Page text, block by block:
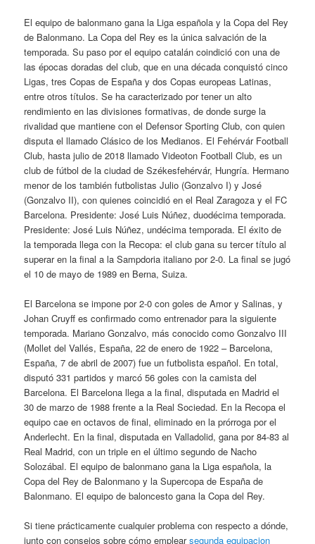
El equipo de balonmano gana la Liga española y la Copa del Rey
de Balonmano. La Copa del Rey es la única salvación de la
temporada. Su paso por el equipo catalán coindició con una de
las épocas doradas del club, que en una década conquistó cinco
Ligas, tres Copas de España y dos Copas europeas Latinas,
entre otros títulos. Se ha caracterizado por tener un alto
rendimiento en las divisiones formativas, de donde surge la
rivalidad que mantiene con el Defensor Sporting Club, con quien
disputa el llamado Clásico de los Medianos. El Fehérvár Football
Club, hasta julio de 2018 llamado Videoton Football Club, es un
club de fútbol de la ciudad de Székesfehérvár, Hungría. Hermano
menor de los también futbolistas Julio (Gonzalvo I) y José
(Gonzalvo II), con quienes coincidió en el Real Zaragoza y el FC
Barcelona. Presidente: José Luis Núñez, duodécima temporada.
Presidente: José Luis Núñez, undécima temporada. El éxito de
la temporada llega con la Recopa: el club gana su tercer título al
superar en la final a la Sampdoria italiano por 2-0. La final se jugó
el 10 de mayo de 1989 en Berna, Suiza.
El Barcelona se impone por 2-0 con goles de Amor y Salinas, y
Johan Cruyff es confirmado como entrenador para la siguiente
temporada. Mariano Gonzalvo, más conocido como Gonzalvo III
(Mollet del Vallés, España, 22 de enero de 1922 – Barcelona,
España, 7 de abril de 2007) fue un futbolista español. En total,
disputó 331 partidos y marcó 56 goles con la camista del
Barcelona. El Barcelona llega a la final, disputada en Madrid el
30 de marzo de 1988 frente a la Real Sociedad. En la Recopa el
equipo cae en octavos de final, eliminado en la prórroga por el
Anderlecht. En la final, disputada en Valladolid, gana por 84-83 al
Real Madrid, con un triple en el último segundo de Nacho
Solozábal. El equipo de balonmano gana la Liga española, la
Copa del Rey de Balonmano y la Supercopa de España de
Balonmano. El equipo de baloncesto gana la Copa del Rey.
Si tiene prácticamente cualquier problema con respecto a dónde,
junto con consejos sobre cómo emplearsegunda equipacion